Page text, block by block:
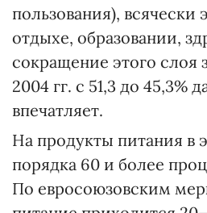
пользования), всячески
отдыхе, образовании,
сокращение этого слоя
2004 гг. с 51,3 до 45,3%
впечатляет.
На продукты питания в
порядка 60 и более
По евросоюзовским